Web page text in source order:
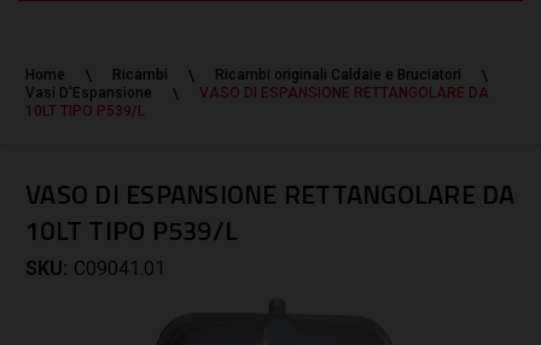
Home Ricambi
Ricambi originali Caldaie e Bruciatori
Vasi D'Espansione
VASO DI ESPANSIONE RETTANGOLARE DA
10LT TIPO P539/L
VASO DI ESPANSIONE RETTANGOLARE DA
10LT TIPO P539/L
SKU: C09041.01